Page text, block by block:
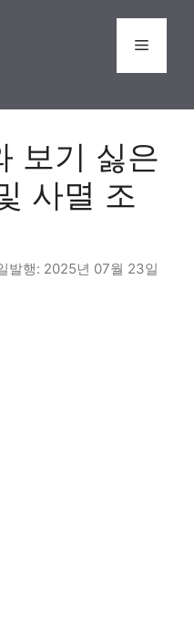
Menu
보기 싫은
사멸 조
2025년 07월 23일